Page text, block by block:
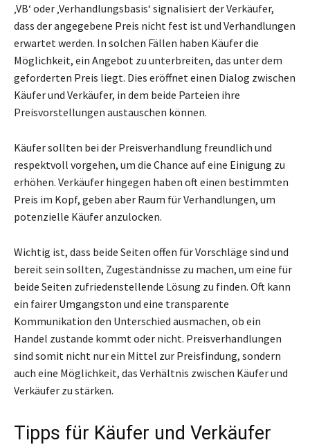
‚VB‘ oder ‚Verhandlungsbasis‘ signalisiert der Verkäufer,
dass der angegebene Preis nicht fest ist und Verhandlungen
erwartet werden. In solchen Fällen haben Käufer die
Möglichkeit, ein Angebot zu unterbreiten, das unter dem
geforderten Preis liegt. Dies eröffnet einen Dialog zwischen
Käufer und Verkäufer, in dem beide Parteien ihre
Preisvorstellungen austauschen können.
Käufer sollten bei der Preisverhandlung freundlich und
respektvoll vorgehen, um die Chance auf eine Einigung zu
erhöhen. Verkäufer hingegen haben oft einen bestimmten
Preis im Kopf, geben aber Raum für Verhandlungen, um
potenzielle Käufer anzulocken.
Wichtig ist, dass beide Seiten offen für Vorschläge sind und
bereit sein sollten, Zugeständnisse zu machen, um eine für
beide Seiten zufriedenstellende Lösung zu finden. Oft kann
ein fairer Umgangston und eine transparente
Kommunikation den Unterschied ausmachen, ob ein
Handel zustande kommt oder nicht. Preisverhandlungen
sind somit nicht nur ein Mittel zur Preisfindung, sondern
auch eine Möglichkeit, das Verhältnis zwischen Käufer und
Verkäufer zu stärken.
Tipps für Käufer und Verkäufer